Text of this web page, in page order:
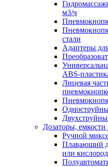
м3/ч
стали
Адаптеры
ABS-
Лицевая
Дозаторы, емкости
Ручной
Плавающий
или